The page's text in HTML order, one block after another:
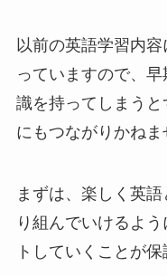
以前の英語学習内
っていますので、早
識を持ってしまう
にもつながりかねま
まずは、楽しく英
り組んでいけるよ
トしていくことが